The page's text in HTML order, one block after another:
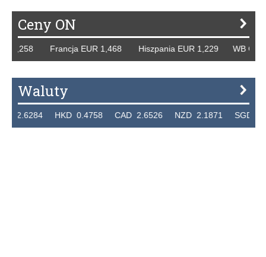
Ceny ON
Francja EUR 1,468 Hiszpania EUR 1,229 WB GBP
Waluty
HKD 0.4758 CAD 2.6526 NZD 2.1871 SGD